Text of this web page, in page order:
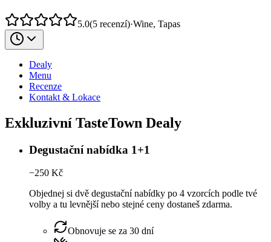
5.0(5 recenzí)·Wine, Tapas
Dealy
Menu
Recenze
Kontakt & Lokace
Exkluzivní TasteTown Dealy
Degustační nabídka 1+1
−250 Kč
Objednej si dvě degustační nabídky po 4 vzorcích podle tvé
volby a tu levnější nebo stejné ceny dostaneš zdarma.
Obnovuje se za 30 dní